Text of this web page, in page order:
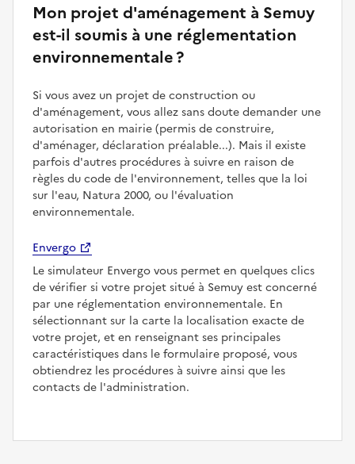
Mon projet d'aménagement à Semuy
est-il soumis à une réglementation
environnementale ?
Si vous avez un projet de construction ou
d'aménagement, vous allez sans doute demander une
autorisation en mairie (permis de construire,
d'aménager, déclaration préalable...). Mais il existe
parfois d'autres procédures à suivre en raison de
règles du code de l'environnement, telles que la loi
sur l'eau, Natura 2000, ou l'évaluation
environnementale.
Envergo
Le simulateur Envergo vous permet en quelques clics
de vérifier si votre projet situé à Semuy est concerné
par une réglementation environnementale. En
sélectionnant sur la carte la localisation exacte de
votre projet, et en renseignant ses principales
caractéristiques dans le formulaire proposé, vous
obtiendrez les procédures à suivre ainsi que les
contacts de l'administration.